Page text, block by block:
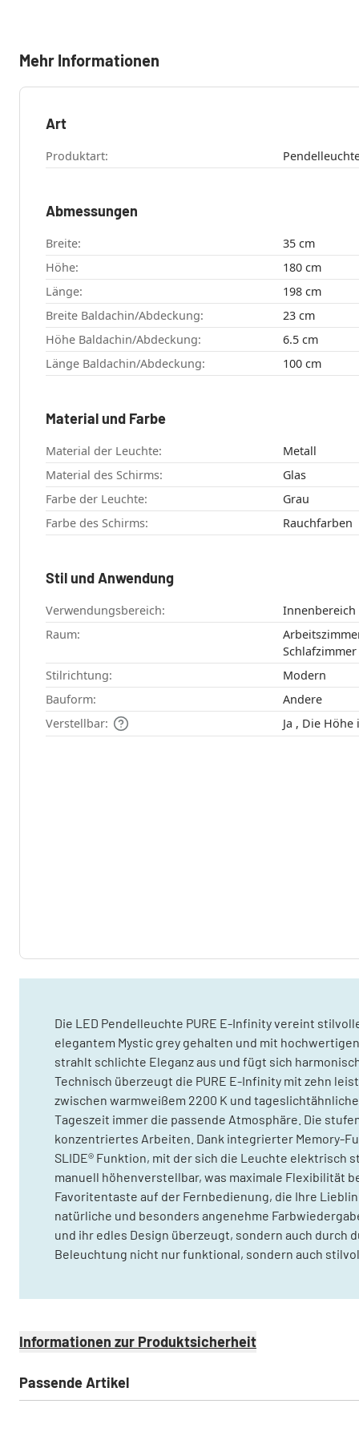
Mehr Informationen
Art
Produktart:
Abmessungen
Breite:
35 cm
Höhe:
180 cm
Länge:
198 cm
Breite Baldachin/Abdeckung:
23 cm
Höhe Baldachin/Abdeckung:
6.5 cm
Länge Baldachin/Abdeckung:
100 cm
Material und Farbe
Material der Leuchte:
Metall
Material des Schirms:
Glas
Farbe der Leuchte:
Grau
Farbe des Schirms:
Rauchfarben
Stil und Anwendung
Verwendungsbereich:
Innenbereich
Raum:
Arbeitszimmer , Esszimmer ,
Stilrichtung:
Modern
Bauform:
Andere
Verstellbar:
Ja , Die
Die LED Pendelleuchte PURE E-Infinity vereint
elegantem Mystic grey gehalten und mit
strahlt schlichte Eleganz aus und fügt sich
Technisch überzeugt die PURE E-Infinity mit zehn
zwischen warmweißem 2200 K und
Tageszeit immer die passende Atmosphäre. Die
konzentriertes Arbeiten. Dank integrierter Memory-
SLIDE® Funktion, mit der sich die Leuchte elektrisch
manuell höhenverstellbar, was maximale Flexibilität
Favoritentaste auf der Fernbedienung, die Ihre
natürliche und besonders angenehme
und ihr edles Design überzeugt, sondern auch
Beleuchtung nicht nur funktional, sondern auch
Informationen zur Produktsicherheit
Passende Artikel